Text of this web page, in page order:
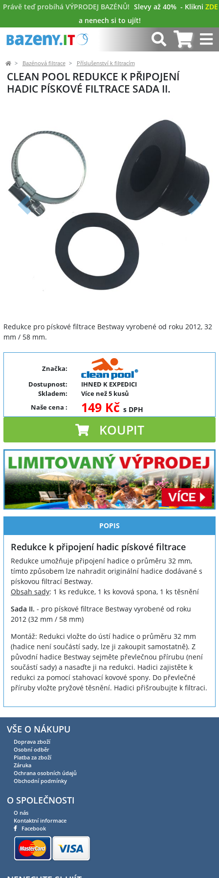
Právě teď probíhá VÝPRODEJ BAZÉNŮ! Slevy až 40% - Klikni ZDE
a nenech si to ujít!
Bazénová filtrace Příslušenství k filtracím
CLEAN POOL REDUKCE K PŘIPOJENÍ
HADIC PÍSKOVÉ FILTRACE SADA II.
Předchozí Další
Redukce pro pískové filtrace Bestway vyrobené od roku 2012, 32
mm / 58 mm.
Značka:
Dostupnost:
IHNED K EXPEDICI
Skladem:
Více než 5 kusů
Naše cena : 149 Kč s DPH
KOUPIT
POPIS
Redukce k připojení hadic pískové filtrace
Redukce umožňuje připojení hadice o průměru 32 mm,
tímto způsobem lze nahradit originální hadice dodávané s
pískovou filtrací Bestway.
Obsah sady: 1 ks redukce, 1 ks kovová spona, 1 ks těsnění
Sada II. - pro pískové filtrace Bestway vyrobené od roku
2012 (32 mm / 58 mm)
Montáž: Redukci vložte do ústí hadice o průměru 32 mm
(hadice není součástí sady, lze ji zakoupit samostatně). Z
původní hadice Bestway sejměte převlečnou přírubu (není
součástí sady) a nasaďte ji na redukci. Hadici zajistěte k
redukci za pomocí stahovací kovové spony. Do převlečné
příruby vložte pryžové těsnění. Hadici přišroubujte k filtraci.
VŠE O NÁKUPU
Doprava zboží
Osobní odběr
Platba za zboží
Záruka
Ochrana osobních údajů
Obchodní podmínky
O SPOLEČNOSTI
O nás
Kontaktní informace
Facebook